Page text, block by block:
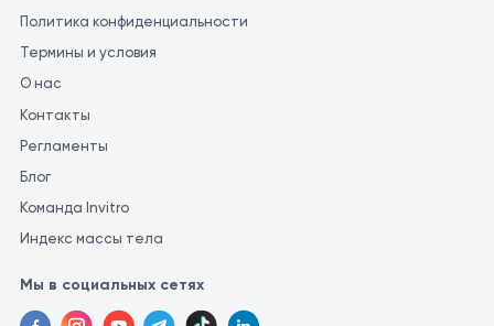
Политика конфиденциальности
Термины и условия
О нас
Контакты
Регламенты
Блог
Команда Invitro
Индекс массы тела
Мы в социальных сетях